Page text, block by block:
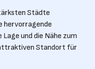
Städte
hervorragende
und die Nähe zum
Standort für